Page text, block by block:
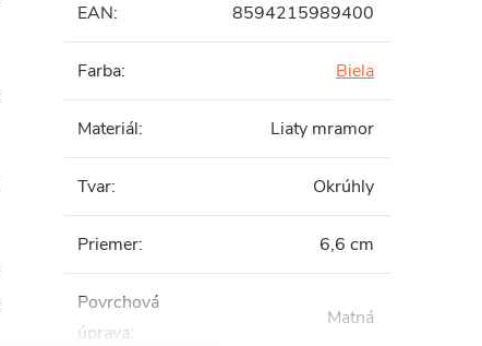
EAN: 8594215989400
Farba: Biela
Materiál: Liaty mramor
Tvar: Okrúhly
Priemer: 6,6 cm
Povrchová
úprava:
Matná